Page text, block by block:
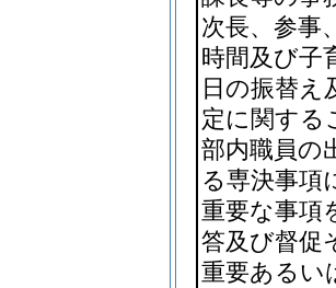
次長、参事
時間及び子
日の振替え
定に関する
部内職員の
る専決事項
重要な事項
答及び督促
重要あるい